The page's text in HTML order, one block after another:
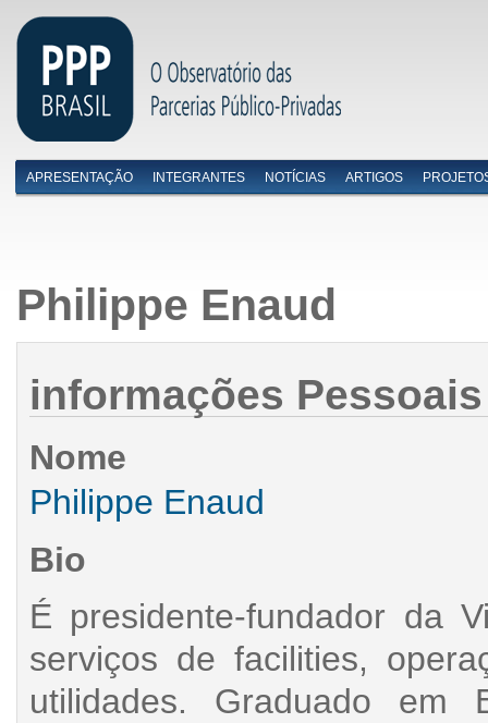
Menu primário
APRESENTAÇÃO INTEGRANTES NOTÍCIAS ARTIGOS
Philippe Enaud
informações Pessoais
Nome
Philippe Enaud
Bio
É presidente-fundador da
serviços de facilities,
utilidades. Graduado em